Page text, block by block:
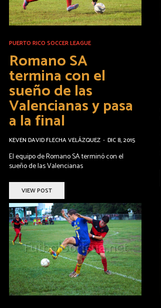
PUERTO RICO SOCCER LEAGUE
Romano SA
termina con el
sueño de las
Valencianas y pasa
a la final
KEVEN DAVID FLECHA VELÁZQUEZ - DIC 8, 2015
El equipo de Romano SA terminó con el
sueño de las Valencianas
VIEW POST